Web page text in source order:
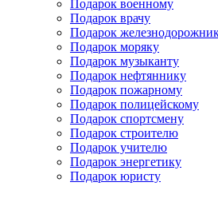
Подарок военному
Подарок врачу
Подарок
Подарок моряку
Подарок музыканту
Подарок нефтяннику
Подарок пожарному
Подарок полицейскому
Подарок спортсмену
Подарок строителю
Подарок учителю
Подарок энергетику
Подарок юристу